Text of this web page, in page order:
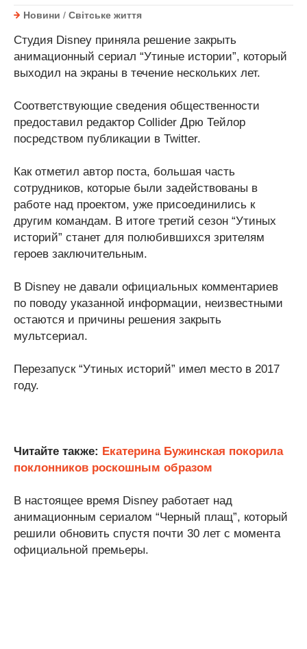
Новини / Світське життя
Студия Disney приняла решение закрыть
анимационный сериал “Утиные истории”, который
выходил на экраны в течение нескольких лет.
Соответствующие сведения общественности
предоставил редактор Collider Дрю Тейлор
посредством публикации в Twitter.
Как отметил автор поста, большая часть
сотрудников, которые были задействованы в
работе над проектом, уже присоединились к
другим командам. В итоге третий сезон “Утиных
историй” станет для полюбившихся зрителям
героев заключительным.
В Disney не давали официальных комментариев
по поводу указанной информации, неизвестными
остаются и причины решения закрыть
мультсериал.
Перезапуск “Утиных историй” имел место в 2017
году.
Читайте также: Екатерина Бужинская покорила
поклонников роскошным образом
В настоящее время Disney работает над
анимационным сериалом “Черный плащ”, который
решили обновить спустя почти 30 лет с момента
официальной премьеры.